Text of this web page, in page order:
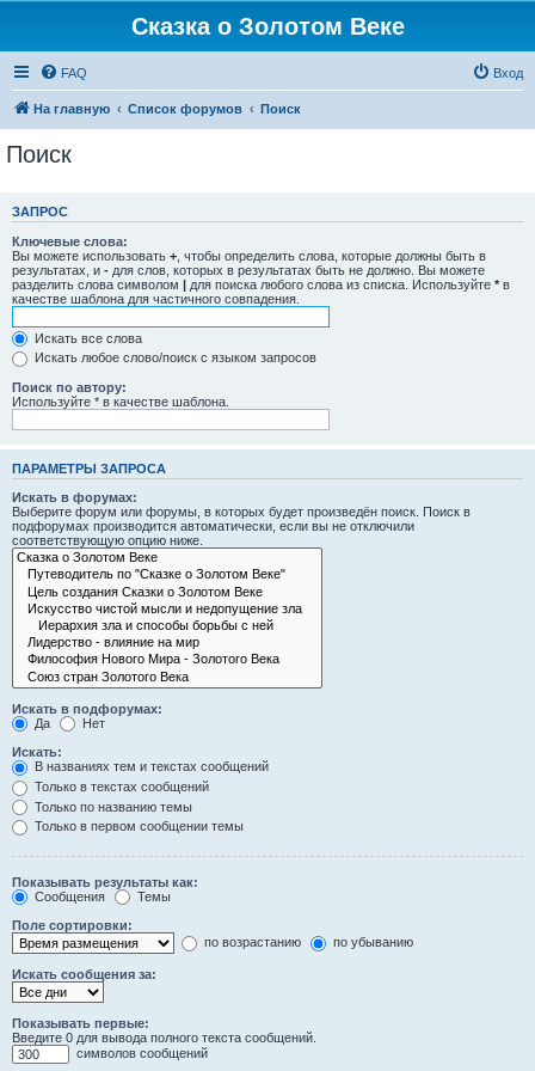
Сказка о Золотом Веке
FAQ Вход
На главную Список форумов Поиск
Поиск
ЗАПРОС
Ключевые слова:
Вы можете использовать + , чтобы определить слова, которые должны быть в
результатах, и - для слов, которых в результатах быть не должно. Вы можете
разделить слова символом | для поиска любого слова из списка. Используйте * в
качестве шаблона для частичного совпадения.
Искать все слова
Искать любое слово/поиск с языком запросов
Поиск по автору:
Используйте * в качестве шаблона.
ПАРАМЕТРЫ ЗАПРОСА
Искать в форумах:
Выберите форум или форумы, в которых будет произведён поиск. Поиск в
подфорумах производится автоматически, если вы не отключили
соответствующую опцию ниже.
Искать в подфорумах:
Да
Нет
Искать:
В названиях тем и текстах сообщений
Только в текстах сообщений
Только по названию темы
Только в первом сообщении темы
Показывать результаты как:
Сообщения
Темы
Поле сортировки:
по возрастанию
по убыванию
Искать сообщения за:
Показывать первые:
Введите 0 для вывода полного текста сообщений.
символов сообщений